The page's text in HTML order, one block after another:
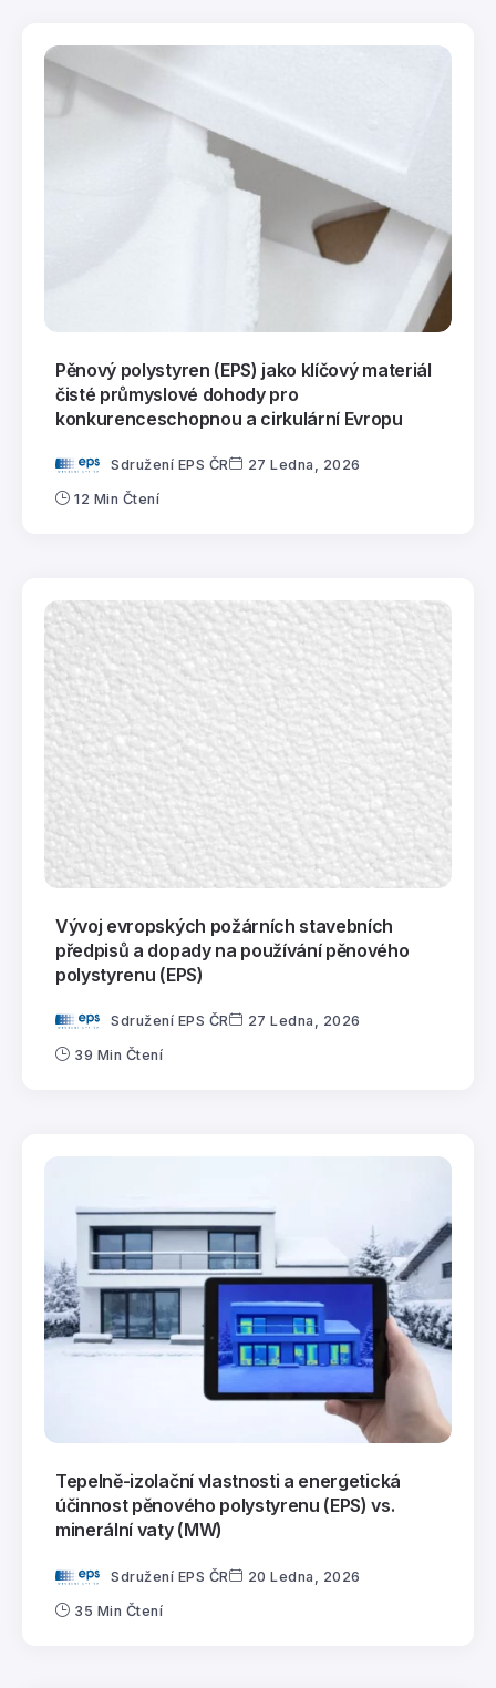
Pěnový polystyren (EPS) jako klíčový materiál
čisté průmyslové dohody pro
konkurenceschopnou a cirkulární Evropu
Sdružení EPS ČR 27 Ledna, 2026
12 Min Čtení
Vývoj evropských požárních stavebních
předpisů a dopady na používání pěnového
polystyrenu (EPS)
Sdružení EPS ČR 27 Ledna, 2026
39 Min Čtení
Tepelně-izolační vlastnosti a energetická
účinnost pěnového polystyrenu (EPS) vs.
minerální vaty (MW)
Sdružení EPS ČR 20 Ledna, 2026
35 Min Čtení